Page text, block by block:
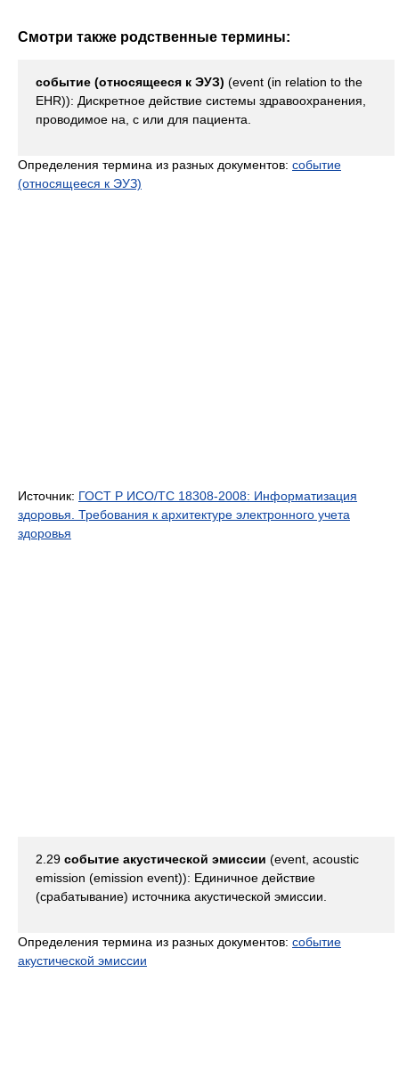
Смотри также родственные термины:
событие (относящееся к ЭУЗ) (event (in relation to the
EHR)): Дискретное действие системы здравоохранения,
проводимое на, с или для пациента.
Определения термина из разных документов: событие
(относящееся к ЭУЗ)
Источник: ГОСТ Р ИСО/ТС 18308-2008: Информатизация
здоровья. Требования к архитектуре электронного учета
здоровья
2.29 событие акустической эмиссии (event, acoustic
emission (emission event)): Единичное действие
(срабатывание) источника акустической эмиссии.
Определения термина из разных документов: событие
акустической эмиссии